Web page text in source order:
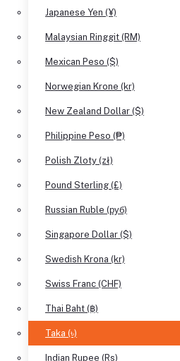
Japanese Yen (¥)
Malaysian Ringgit (RM)
Mexican Peso ($)
Norwegian Krone (kr)
New Zealand Dollar ($)
Philippine Peso (₱)
Polish Zloty (zł)
Pound Sterling (£)
Russian Ruble (руб)
Singapore Dollar ($)
Swedish Krona (kr)
Swiss Franc (CHF)
Thai Baht (฿)
Taka (৳)
Indian Rupee (Rs)